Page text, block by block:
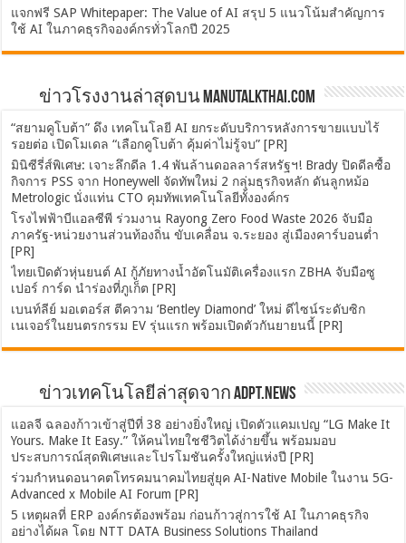
แจกฟรี SAP Whitepaper: The Value of AI สรุป 5 แนวโน้มสำคัญการ
ใช้ AI ในภาคธุรกิจองค์กรทั่วโลกปี 2025
ข่าวโรงงานล่าสุดบน ManuTalkThai.com
“สยามคูโบต้า” ดึง เทคโนโลยี AI ยกระดับบริการหลังการขายแบบไร้
รอยต่อ เปิดโมเดล “เลือกคูโบต้า คุ้มค่าไม่รู้จบ” [PR]
มินิซีรี่ส์พิเศษ: เจาะลึกดีล 1.4 พันล้านดอลลาร์สหรัฐฯ! Brady ปิดดีลซื้อ
กิจการ PSS จาก Honeywell จัดทัพใหม่ 2 กลุ่มธุรกิจหลัก ดันลูกหม้อ
Metrologic นั่งแท่น CTO คุมทัพเทคโนโลยีทั้งองค์กร
โรงไฟฟ้าบีแอลซีพี ร่วมงาน Rayong Zero Food Waste 2026 จับมือ
ภาครัฐ-หน่วยงานส่วนท้องถิ่น ขับเคลื่อน จ.ระยอง สู่เมืองคาร์บอนต่ำ
[PR]
ไทยเปิดตัวหุ่นยนต์ AI กู้ภัยทางน้ำอัตโนมัติเครื่องแรก ZBHA จับมือซู
เปอร์ การ์ด นำร่องที่ภูเก็ต [PR]
เบนท์ลีย์ มอเตอร์ส ตีความ ‘Bentley Diamond’ ใหม่ ดีไซน์ระดับซิก
เนเจอร์ในยนตรกรรม EV รุ่นแรก พร้อมเปิดตัวกันยายนนี้ [PR]
ข่าวเทคโนโลยีล่าสุดจาก ADPT.news
แอลจี ฉลองก้าวเข้าสู่ปีที่ 38 อย่างยิ่งใหญ่ เปิดตัวแคมเปญ “LG Make It
Yours. Make It Easy.” ให้คนไทยใชชีวิตได้ง่ายขึ้น พร้อมมอบ
ประสบการณ์สุดพิเศษและโปรโมชันครั้งใหญ่แห่งปี [PR]
ร่วมกำหนดอนาคตโทรคมนาคมไทยสู่ยุค AI-Native Mobile ในงาน 5G-
Advanced x Mobile AI Forum [PR]
5 เหตุผลที่ ERP องค์กรต้องพร้อม ก่อนก้าวสู่การใช้ AI ในภาคธุรกิจ
อย่างได้ผล โดย NTT DATA Business Solutions Thailand